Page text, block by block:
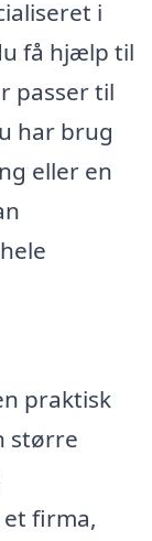
i
få hjælp til
passer til
har brug
eller en
praktisk
større
firma,